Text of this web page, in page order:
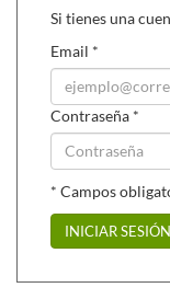
Si tienes una
Email *
Contraseña *
* Campos
INICIAR SESIÓN